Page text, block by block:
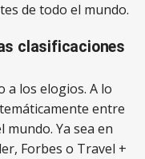
de todo el mundo.
clasificaciones
a los elogios. A lo
entre
Ya sea en
Forbes o Travel +